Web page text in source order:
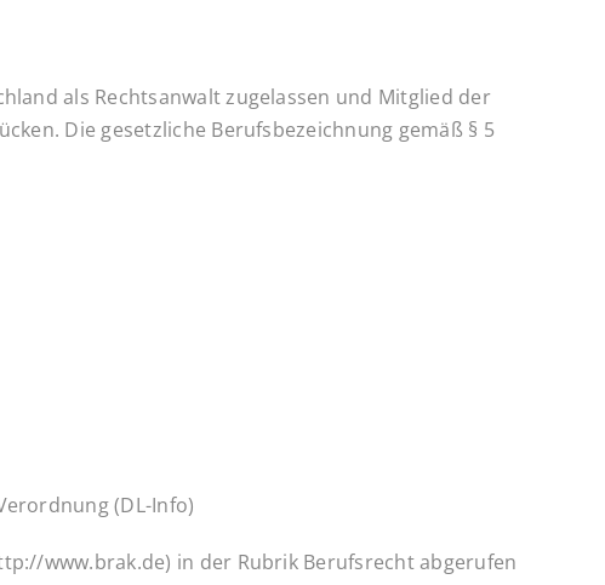
als Rechtsanwalt zugelassen und Mitglied der
Die gesetzliche Berufsbezeichnung gemäß § 5
(DL-Info)
www.brak.de) in der Rubrik Berufsrecht abgerufen